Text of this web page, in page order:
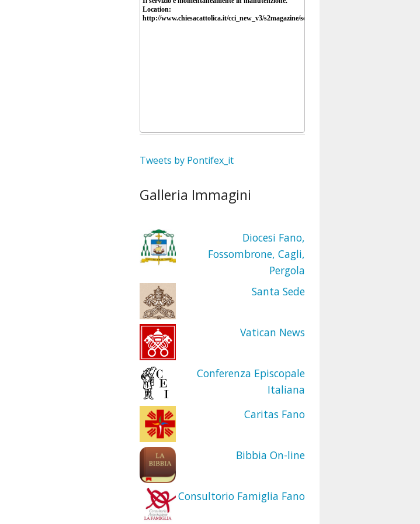
Tweets by Pontifex_it
Galleria Immagini
Diocesi Fano,
Fossombrone, Cagli,
Pergola
Santa Sede
Vatican News
Conferenza Episcopale
Italiana
Caritas Fano
Bibbia On-line
Consultorio Famiglia Fano